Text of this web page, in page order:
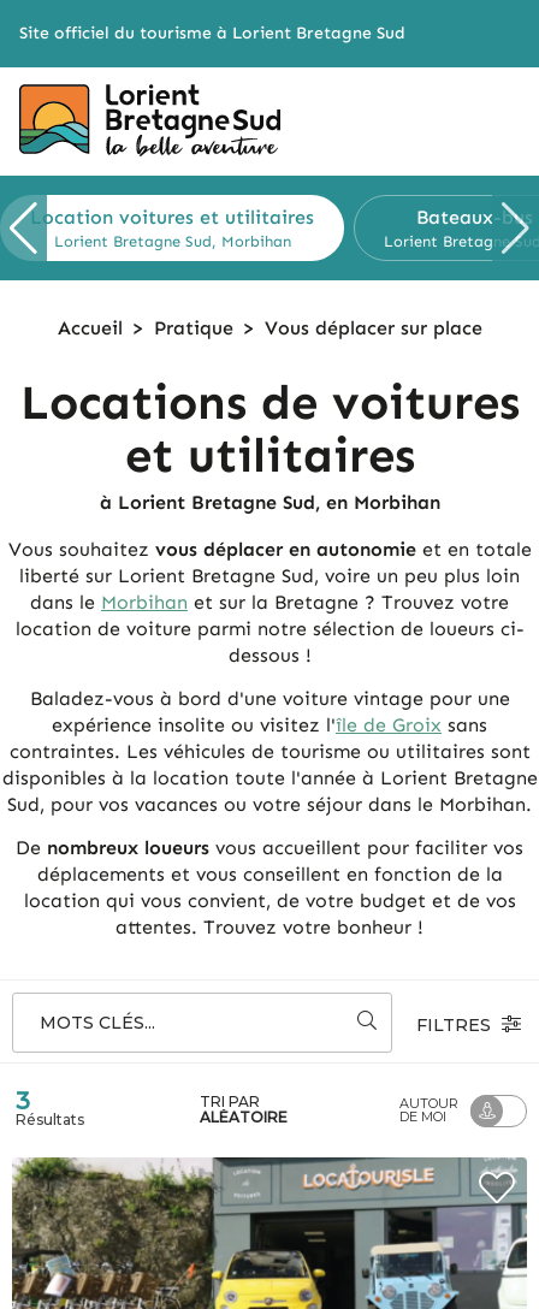
Site officiel du tourisme à Lorient Bretagne Sud
Location voitures et utilitaires
Lorient Bretagne Sud, Morbihan
Bateaux-bus
Lorient Bretagne
Accueil > Pratique > Vous déplacer sur place
Locations de voitures
et utilitaires
à Lorient Bretagne Sud, en Morbihan
Vous souhaitez vous déplacer en autonomieet en totale
liberté sur Lorient Bretagne Sud, voire un peu plus loin
dans le Morbihan et sur la Bretagne ? Trouvez votre
location de voiture parmi notre sélection de loueurs ci-
dessous !
Baladez-vous à bord d'une voiture vintage pour une
expérience insolite ou visitez l'île de Groix sans
contraintes. Les véhicules de tourisme ou utilitaires sont
disponibles à la location toute l'année à Lorient Bretagne
Sud, pour vos vacances ou votre séjour dans le Morbihan.
De nombreux loueurs vous accueillent pour faciliter vos
déplacements et vous conseillent en fonction de la
location qui vous convient, de votre budget et de vos
attentes. Trouvez votre bonheur !
MOTS CLÉS... FILTRES
3
Résultats
TRI PAR
ALÉATOIRE
AUTOUR
DE MOI